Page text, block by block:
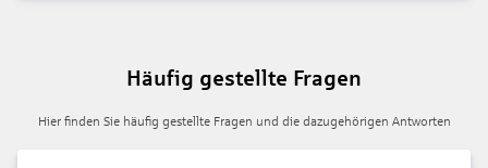
Häufig gestellte Fragen
Hier finden Sie häufig gestellte Fragen und die dazugehörigen Antworten